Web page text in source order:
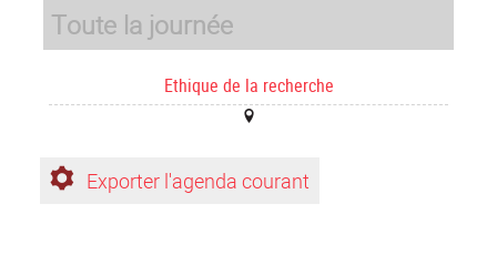
Toute la journée
Ethique de la recherche
Exporter l'agenda courant